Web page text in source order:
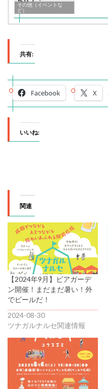
その他（イベントな
ど）
共有:
Facebook X
いいね:
関連
【2024年9月】ビアガーデ
ン開催！まだまだ暑い！外
でビールだ！
2024-08-30
ツナガルナルセ関連情報